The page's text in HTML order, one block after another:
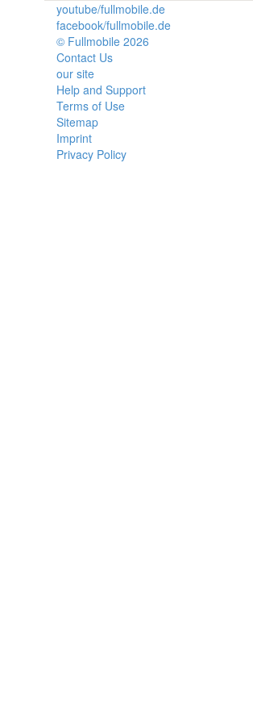
youtube/fullmobile.de
facebook/fullmobile.de
© Fullmobile 2026
Contact Us
our site
Help and Support
Terms of Use
Sitemap
Imprint
Privacy Policy